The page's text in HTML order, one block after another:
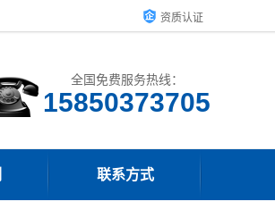
资质认证
全国免费服务热线：
15850373705
联系方式